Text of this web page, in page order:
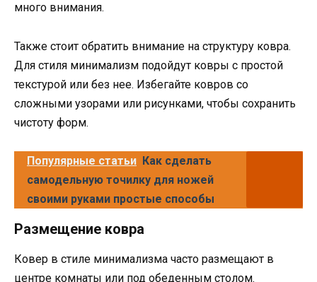
много внимания.
Также стоит обратить внимание на структуру ковра.
Для стиля минимализм подойдут ковры с простой
текстурой или без нее. Избегайте ковров со
сложными узорами или рисунками, чтобы сохранить
чистоту форм.
Популярные статьи Как сделать
самодельную точилку для ножей
своими руками простые способы
Размещение ковра
Ковер в стиле минимализма часто размещают в
центре комнаты или под обеденным столом.